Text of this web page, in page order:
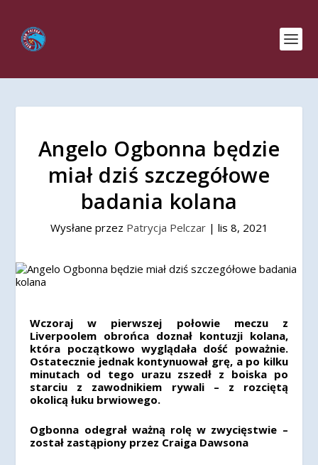
Angelo Ogbonna będzie
miał dziś szczegółowe
badania kolana
Wysłane przez Patrycja Pelczar| lis 8, 2021
Wczoraj w pierwszej połowie meczu z
Liverpoolem obrońca doznał kontuzji kolana,
która początkowo wyglądała dość poważnie.
Ostatecznie jednak kontynuował grę, a po kilku
minutach od tego urazu zszedł z boiska po
starciu z zawodnikiem rywali – z rozciętą
okolicą łuku brwiowego.
Ogbonna odegrał ważną rolę w zwycięstwie –
został zastąpiony przez Craiga Dawsona